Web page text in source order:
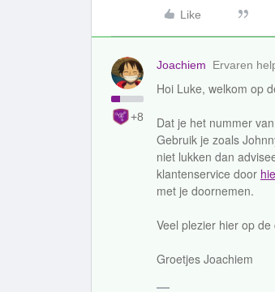
Like
+8
Joachiem Ervaren
Hoi Luke, welkom op
Dat je het nummer
Gebruik je zoals
niet lukken dan
klantenservice door
met je doornemen.
Veel plezier hier op
Groetjes Joachiem